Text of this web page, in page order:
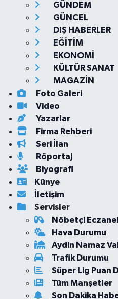
GÜNDEM
GÜNCEL
DIŞ HABERLER
EĞİTİM
EKONOMİ
KÜLTÜR SANAT
MAGAZİN
Foto Galeri
Video
Yazarlar
Firma Rehberi
Seri İlan
Röportaj
Biyografi
Künye
İletişim
Servisler
Nöbetçi
Hava Durumu
Aydin Namaz
Trafik Durumu
Süper Lig Puan
Tüm Manşetler
Son Dakika